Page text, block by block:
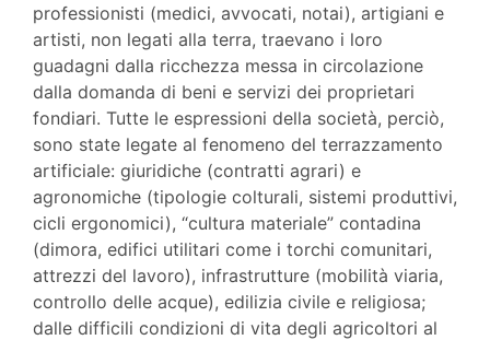
professionisti (medici, avvocati, notai), artigiani e
artisti, non legati alla terra, traevano i loro
guadagni dalla ricchezza messa in circolazione
dalla domanda di beni e servizi dei proprietari
fondiari. Tutte le espressioni della società, perciò,
sono state legate al fenomeno del terrazzamento
artificiale: giuridiche (contratti agrari) e
agronomiche (tipologie colturali, sistemi produttivi,
cicli ergonomici), “cultura materiale” contadina
(dimora, edifici utilitari come i torchi comunitari,
attrezzi del lavoro), infrastrutture (mobilità viaria,
controllo delle acque), edilizia civile e religiosa;
dalle difficili condizioni di vita degli agricoltori al